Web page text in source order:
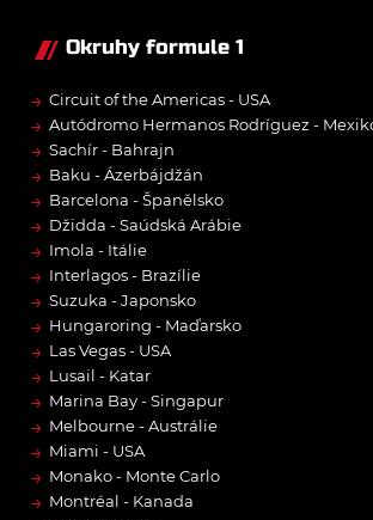
Okruhy formule 1
→ Circuit of the Americas - USA
→ Autódromo Hermanos Rodríguez -
→ Sachír - Bahrajn
→ Baku - Ázerbájdžán
→ Barcelona - Španělsko
→ Džidda - Saúdská Arábie
→ Imola - Itálie
→ Interlagos - Brazílie
→ Suzuka - Japonsko
→ Hungaroring - Maďarsko
→ Las Vegas - USA
→ Lusail - Katar
→ Marina Bay - Singapur
→ Melbourne - Austrálie
→ Miami - USA
→ Monako - Monte Carlo
→ Montréal - Kanada